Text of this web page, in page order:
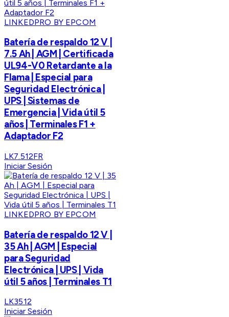
LINKEDPRO BY EPCOM
Batería de respaldo 12 V |
7.5 Ah | AGM | Certificada
UL94-V0 Retardante a la
Flama | Especial para
Seguridad Electrónica |
UPS | Sistemas de
Emergencia | Vida útil 5
años | Terminales F1 +
Adaptador F2
LK7.512FR
Iniciar Sesión
LINKEDPRO BY EPCOM
Batería de respaldo 12 V |
35 Ah | AGM | Especial
para Seguridad
Electrónica | UPS | Vida
útil 5 años | Terminales T1
LK3512
Iniciar Sesión